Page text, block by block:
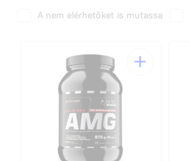
A nem elérhetőket is mutassa